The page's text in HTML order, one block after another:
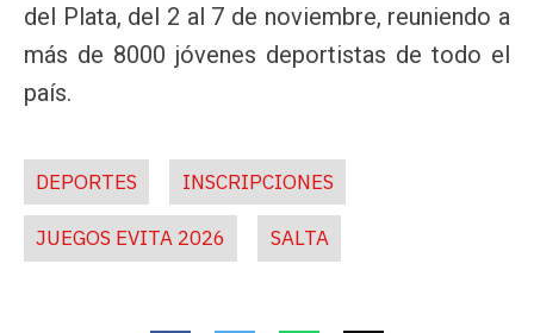
del Plata, del 2 al 7 de noviembre, reuniendo a
más de 8000 jóvenes deportistas de todo el
país.
DEPORTES INSCRIPCIONES
JUEGOS EVITA 2026 SALTA